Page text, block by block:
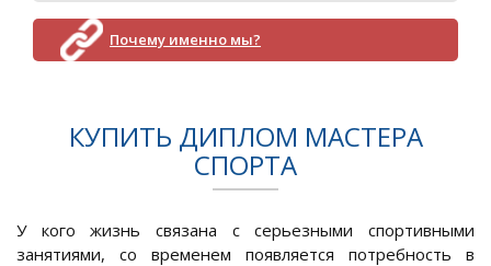
Почему именно мы?
КУПИТЬ ДИПЛОМ МАСТЕРА
СПОРТА
У кого жизнь связана с серьезными спортивными
занятиями, со временем появляется потребность в